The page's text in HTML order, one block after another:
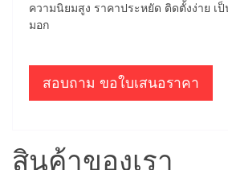
ความนิยมสูง ราคาประหยัด ติดตั้งง่าย เ
มอก
สอบถาม ขอใบเสนอราคา
สินค้าของเรา